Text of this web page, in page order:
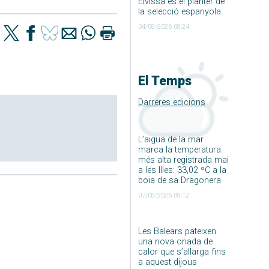
la selecció espanyola
04/08/2026 08:24
El Temps
Darreres edicions
L’aigua de la mar
marca la temperatura
més alta registrada mai
a les Illes: 33,02 ºC a la
boia de sa Dragonera
07/08/2026 08:12
Les Balears pateixen
una nova onada de
calor que s’allarga fins
a aquest dijous